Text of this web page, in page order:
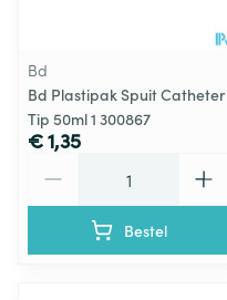
Bd
Bd Plastipak Spuit Catheter
Tip 50ml 1 300867
€ 1,35
Bestel